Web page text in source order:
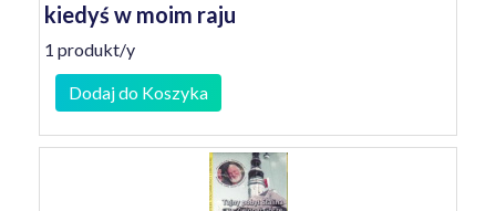
kiedyś w moim raju
1 produkt/y
Dodaj do Koszyka